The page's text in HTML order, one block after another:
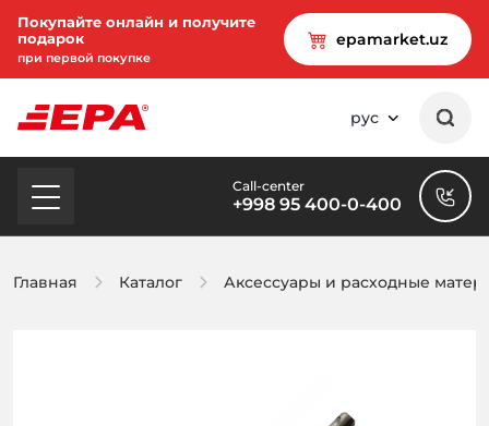
Покупайте онлайн и получите
подарок
при первой покупке
epamarket.uz
рус
Call-center
+998 95 400-0-400
Главная Каталог Аксессуары и расходные